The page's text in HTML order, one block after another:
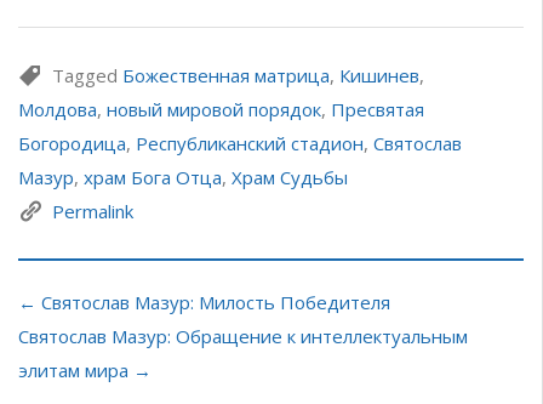
Tagged Божественная матрица, Кишинев,
Молдова, новый мировой порядок, Пресвятая
Богородица, Республиканский стадион, Святослав
Мазур, храм Бога Отца, Храм Судьбы
Permalink
← Святослав Мазур: Милость Победителя
Святослав Мазур: Обращение к интеллектуальным
элитам мира →